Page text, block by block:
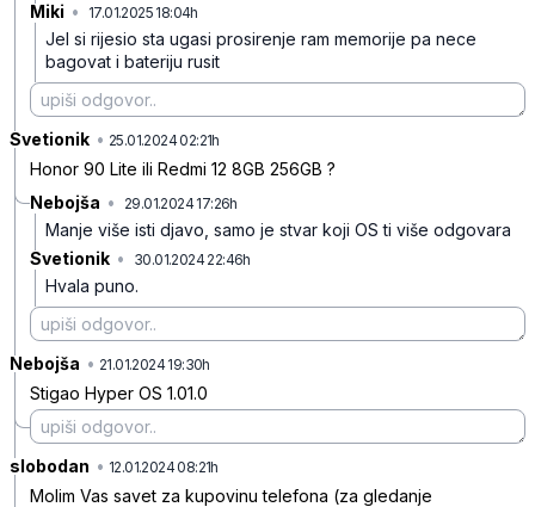
Miki • 17.01.2025 18:04h
Jel si rijesio sta ugasi prosirenje ram memorije pa nece
bagovat i bateriju rusit
Svetionik • 25.01.2024 02:21h
Honor 90 Lite ili Redmi 12 8GB 256GB ?
Nebojša • 29.01.2024 17:26h
Manje više isti djavo, samo je stvar koji OS ti više odgovara
Svetionik • 30.01.2024 22:46h
Hvala puno.
Nebojša • 21.01.2024 19:30h
Stigao Hyper OS 1.01.0
slobodan • 12.01.2024 08:21h
Molim Vas savet za kupovinu telefona (za gledanje